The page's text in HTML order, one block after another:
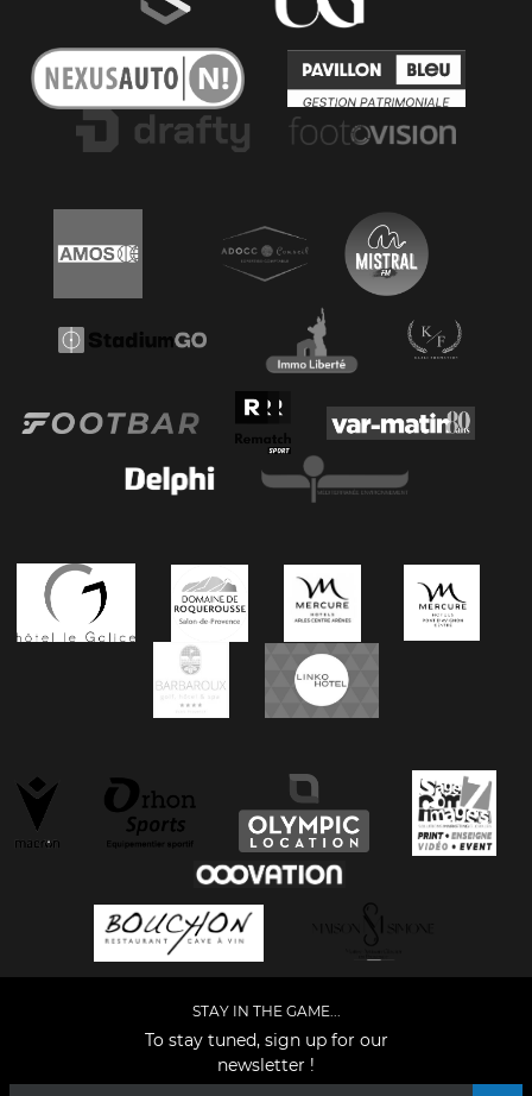
STAY IN THE GAME...
To stay tuned, sign up for our
newsletter !